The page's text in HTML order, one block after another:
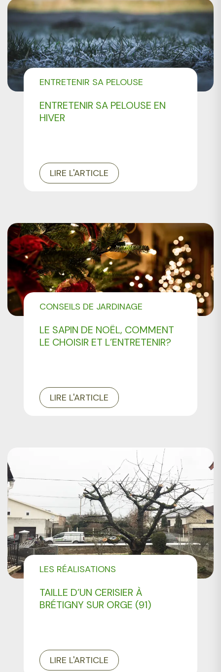
ENTRETENIR SA PELOUSE EN
HIVER
ENTRETENIR SA PELOUSE
LIRE L'ARTICLE
LE SAPIN DE NOËL, COMMENT
LE CHOISIR ET L’ENTRETENIR?
CONSEILS DE JARDINAGE
LIRE L'ARTICLE
TAILLE D’UN CERISIER À
BRÉTIGNY SUR ORGE (91)
LES RÉALISATIONS
LIRE L'ARTICLE